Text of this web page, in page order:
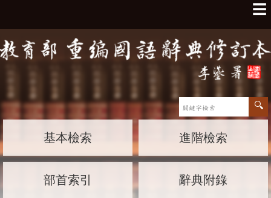
☰
基本檢索 進階檢索
部首索引 辭典附錄